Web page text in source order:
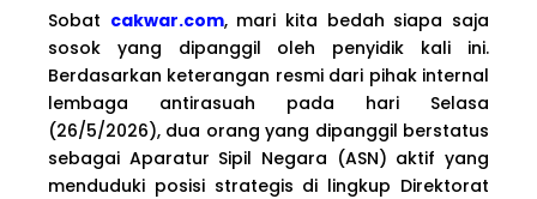
Sobat cakwar.com, mari kita bedah siapa saja
sosok yang dipanggil oleh penyidik kali ini.
Berdasarkan keterangan resmi dari pihak internal
lembaga antirasuah pada hari Selasa
(26/5/2026), dua orang yang dipanggil berstatus
sebagai Aparatur Sipil Negara (ASN) aktif yang
menduduki posisi strategis di lingkup Direktorat